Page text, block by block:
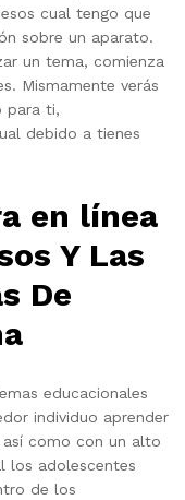
cual tengo que
sobre un aparato.
un tema, comienza
Mismamente verás
para ti,
debido a tienes
en línea
Y Las
De
educacionales
individuo aprender
como con un alto
los adolescentes
de los